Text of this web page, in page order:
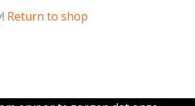
Return to shop